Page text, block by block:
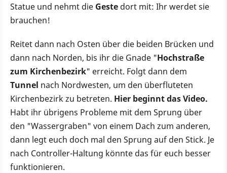
Statue und nehmt die Geste dort mit: Ihr werdet sie
brauchen!
Reitet dann nach Osten über die beiden Brücken und
dann nach Norden, bis ihr die Gnade "Hochstraße
zum Kirchenbezirk" erreicht. Folgt dann dem
Tunnel nach Nordwesten, um den überfluteten
Kirchenbezirk zu betreten. Hier beginnt das Video.
Habt ihr übrigens Probleme mit dem Sprung über
den "Wassergraben" von einem Dach zum anderen,
dann legt euch doch mal den Sprung auf den Stick. Je
nach Controller-Haltung könnte das für euch besser
funktionieren.